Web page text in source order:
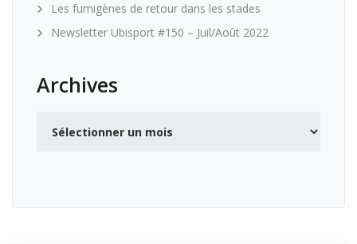
Les fumigènes de retour dans les stades
Newsletter Ubisport #150 – Juil/Août 2022
Archives